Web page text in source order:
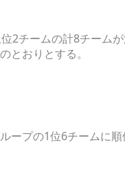
チームの計8チームが
とおりとする。
プの1位6チームに順